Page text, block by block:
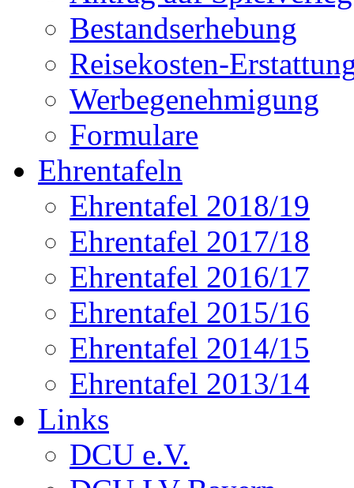
Bestandserhebung
Reisekosten-
Werbegenehmigung
Formulare
Ehrentafeln
Ehrentafel 2018/19
Ehrentafel 2017/18
Ehrentafel 2016/17
Ehrentafel 2015/16
Ehrentafel 2014/15
Ehrentafel 2013/14
Links
DCU e.V.